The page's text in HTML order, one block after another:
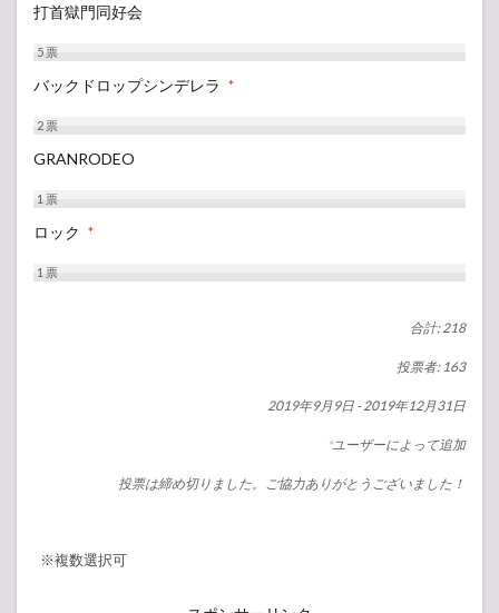
打首獄門同好会
5票
バックドロップシンデレラ *
2票
GRANRODEO
1票
ロック *
1票
合計: 218
投票者: 163
2019年9月9日 -2019年12月31日
*ユーザーによって追加
投票は締め切りました。ご協力ありがとうございました！
※複数選択可